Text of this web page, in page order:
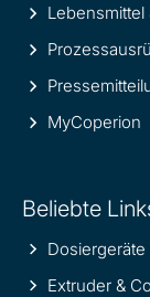
Lebensmittel
MyCoperion
Beliebte
Dosiergeräte
Extruder &